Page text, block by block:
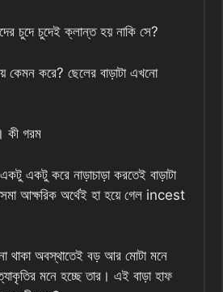
চুদে চুদেই ক্লান্ত হয় নাকি সে?
কেমন করে? ছেলের বাড়াটা এখনো
কী গরম
একটু করে নাড়াচাড়া করতেই বাড়াটা
আক্ষরিক অর্থেই হা হয়ে গেল incest
থাকা অবস্থাতেই বড় আর মোটা মনে
মনে হচ্ছে তার। এই বাড়া হাফ